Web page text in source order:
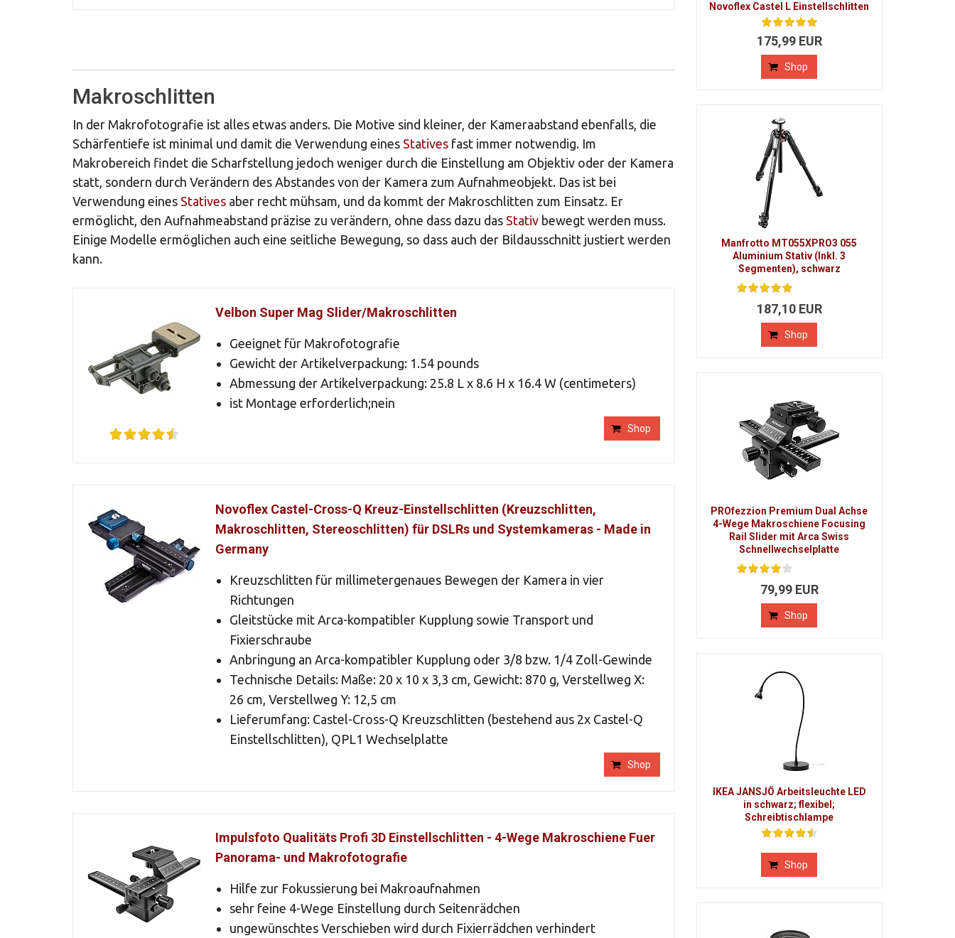
Makroschlitten
In der Makrofotografie ist alles etwas anders. Die Motive sind kleiner, der Kameraabstand ebenfalls, die
Schärfentiefe ist minimal und damit die Verwendung eines Statives fast immer notwendig. Im
Makrobereich findet die Scharfstellung jedoch weniger durch die Einstellung am Objektiv oder der Kamera
statt, sondern durch Verändern des Abstandes von der Kamera zum Aufnahmeobjekt. Das ist bei
Verwendung eines Statives aber recht mühsam, und da kommt der Makroschlitten zum Einsatz. Er
ermöglicht, den Aufnahmeabstand präzise zu verändern, ohne dass dazu das Stativ bewegt werden muss.
Einige Modelle ermöglichen auch eine seitliche Bewegung, so dass auch der Bildausschnitt justiert werden
kann.
Velbon Super Mag Slider/Makroschlitten
Geeignet für Makrofotografie
Gewicht der Artikelverpackung: 1.54 pounds
Abmessung der Artikelverpackung: 25.8 L x 8.6 H x 16.4 W (centimeters)
ist Montage erforderlich;nein
Shop
Novoflex Castel-Cross-Q Kreuz-Einstellschlitten (Kreuzschlitten,
Makroschlitten, Stereoschlitten) für DSLRs und Systemkameras - Made in
Germany
Kreuzschlitten für millimetergenaues Bewegen der Kamera in vier
Richtungen
Gleitstücke mit Arca-kompatibler Kupplung sowie Transport und
Fixierschraube
Anbringung an Arca-kompatibler Kupplung oder 3/8 bzw. 1/4 Zoll-Gewinde
Technische Details: Maße: 20 x 10 x 3,3 cm, Gewicht: 870 g, Verstellweg X:
26 cm, Verstellweg Y: 12,5 cm
Lieferumfang: Castel-Cross-Q Kreuzschlitten (bestehend aus 2x Castel-Q
Einstellschlitten), QPL1 Wechselplatte
Shop
Impulsfoto Qualitäts Profi 3D Einstellschlitten - 4-Wege Makroschiene Fuer
Panorama- und Makrofotografie
Hilfe zur Fokussierung bei Makroaufnahmen
sehr feine 4-Wege Einstellung durch Seitenrädchen
ungewünschtes Verschieben wird durch Fixierrädchen verhindert
Novoflex Castel L Einstellschlitten
175,99 EUR
Shop
Manfrotto MT055XPRO3 055
Aluminium Stativ (Inkl. 3
Segmenten), schwarz
187,10 EUR
Shop
PROfezzion Premium Dual Achse
4-Wege Makroschiene Focusing
Rail Slider mit Arca Swiss
Schnellwechselplatte
79,99 EUR
Shop
IKEA JANSJÖ Arbeitsleuchte LED
in schwarz; flexibel;
Schreibtischlampe
Shop